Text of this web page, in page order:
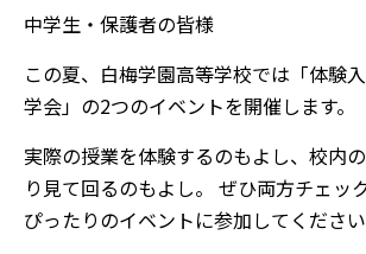
中学生・保護者の皆様
この夏、白梅学園高等学校では「体験
学会」の2つのイベントを開催します。
実際の授業を体験するのもよし、校内
り見て回るのもよし。 ぜひ両方チェッ
ぴったりのイベントに参加してください